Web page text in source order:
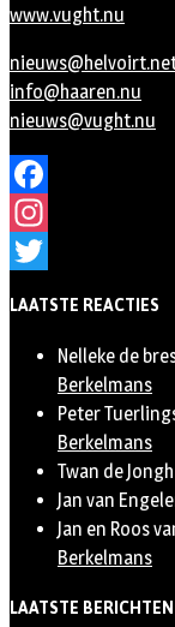
www.vught.nu
info@haaren.nu
nieuws@vught.nu
Facebook
Instagram
LAATSTE REACTIES
Nelleke de
Berkelmans
Peter
Berkelmans
Twan de Jongh
Jan van
Jan en Roos
Berkelmans
LAATSTE BERICHTEN